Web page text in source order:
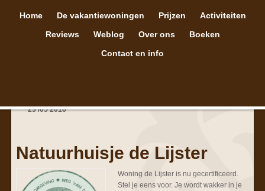
Home De vakantiewoningen Prijzen
Activiteiten
Reviews
Weblog Over ons
Boeken
Contact en info
23 /05 2016
Natuurhuisje de Lijster
Woning de Lijster is nu gecertificeerd.
Stel je eens voor. Je wordt wakker in je